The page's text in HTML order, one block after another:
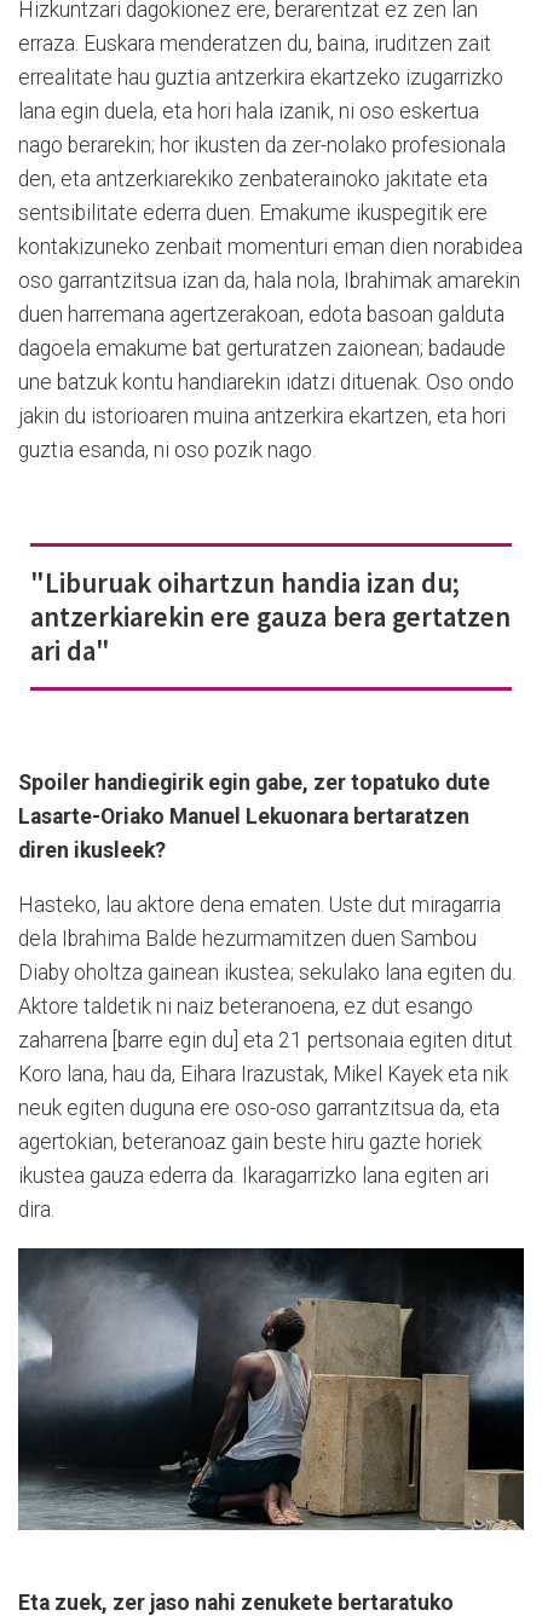
Hizkuntzari dagokionez ere, berarentzat ez zen lan
erraza. Euskara menderatzen du, baina, iruditzen zait
errealitate hau guztia antzerkira ekartzeko izugarrizko
lana egin duela, eta hori hala izanik, ni oso eskertua
nago berarekin; hor ikusten da zer-nolako profesionala
den, eta antzerkiarekiko zenbaterainoko jakitate eta
sentsibilitate ederra duen. Emakume ikuspegitik ere
kontakizuneko zenbait momenturi eman dien norabidea
oso garrantzitsua izan da, hala nola, Ibrahimak amarekin
duen harremana agertzerakoan, edota basoan galduta
dagoela emakume bat gerturatzen zaionean; badaude
une batzuk kontu handiarekin idatzi dituenak. Oso ondo
jakin du istorioaren muina antzerkira ekartzen, eta hori
guztia esanda, ni oso pozik nago.
"Liburuak oihartzun handia izan du;
antzerkiarekin ere gauza bera gertatzen
ari da"
Spoiler handiegirik egin gabe, zer topatuko dute
Lasarte-Oriako Manuel Lekuonara bertaratzen
diren ikusleek?
Hasteko, lau aktore dena ematen. Uste dut miragarria
dela Ibrahima Balde hezurmamitzen duen Sambou
Diaby oholtza gainean ikustea; sekulako lana egiten du.
Aktore taldetik ni naiz beteranoena, ez dut esango
zaharrena [barre egin du] eta 21 pertsonaia egiten ditut.
Koro lana, hau da, Eihara Irazustak, Mikel Kayek eta nik
neuk egiten duguna ere oso-oso garrantzitsua da, eta
agertokian, beteranoaz gain beste hiru gazte horiek
ikustea gauza ederra da. Ikaragarrizko lana egiten ari
dira.
Eta zuek, zer jaso nahi zenukete bertaratuko